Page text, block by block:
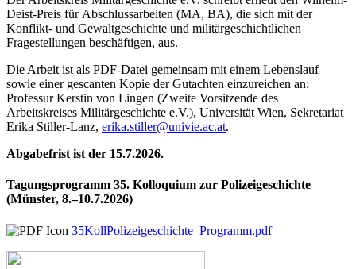
Deist-Preis für Abschlussarbeiten (MA, BA), die sich mit der
Konflikt- und Gewaltgeschichte und militärgeschichtlichen
Fragestellungen beschäftigen, aus.
Die Arbeit ist als PDF-Datei gemeinsam mit einem Lebenslauf
sowie einer gescanten Kopie der Gutachten einzureichen an:
Professur Kerstin von Lingen (Zweite Vorsitzende des
Arbeitskreises Militärgeschichte e.V.), Universität Wien, Sekretariat
Erika Stiller-Lanz, erika.stiller@univie.ac.at.
Abgabefrist ist der 15.7.2026.
Tagungsprogramm 35. Kolloquium zur Polizeigeschichte
(Münster, 8.–10.7.2026)
35KollPolizeigeschichte_Programm.pdf